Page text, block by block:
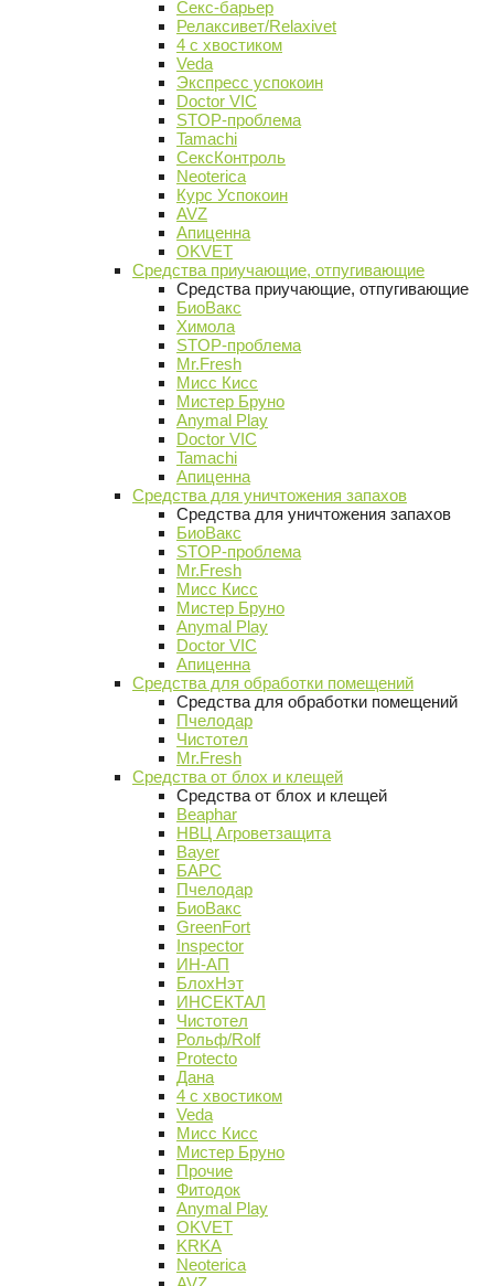
Секс-барьер
Релаксивет/Relaxivet
4 с хвостиком
Veda
Экспресс успокоин
Doctor VIC
STOP-проблема
Tamachi
СексКонтроль
Neoterica
Курс Успокоин
AVZ
Апиценна
OKVET
Средства приучающие, отпугивающие
Средства приучающие, отпугивающие
БиоВакс
Химола
STOP-проблема
Mr.Fresh
Мисс Кисс
Мистер Бруно
Anymal Play
Doctor VIC
Tamachi
Апиценна
Средства для уничтожения запахов
Средства для уничтожения запахов
БиоВакс
STOP-проблема
Mr.Fresh
Мисс Кисс
Мистер Бруно
Anymal Play
Doctor VIC
Апиценна
Средства для обработки помещений
Средства для обработки помещений
Пчелодар
Чистотел
Mr.Fresh
Средства от блох и клещей
Средства от блох и клещей
Beaphar
НВЦ Агроветзащита
Bayer
БАРС
Пчелодар
БиоВакс
GreenFort
Inspector
ИН-АП
БлохНэт
ИНСЕКТАЛ
Чистотел
Рольф/Rolf
Protecto
Дана
4 с хвостиком
Veda
Мисс Кисс
Мистер Бруно
Прочие
Фитодок
Anymal Play
OKVET
KRKA
Neoterica